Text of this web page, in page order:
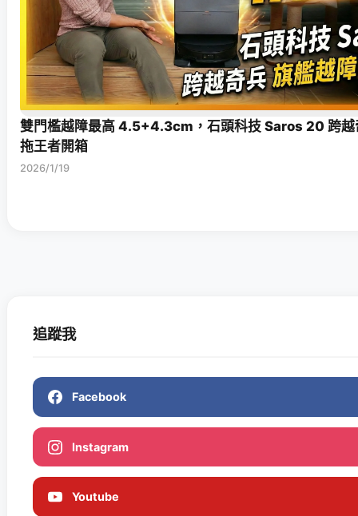
雙門檻越障最高 4.5+4.3cm，石頭科技 Saros 20 跨越
拖王者開箱
2026/1/19
追蹤我
Facebook
Instagram
Youtube